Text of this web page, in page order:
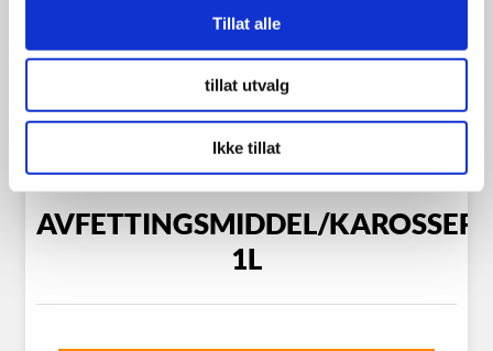
Tillat alle
tillat utvalg
Ikke tillat
AVFETTINGSMIDDEL/
1L